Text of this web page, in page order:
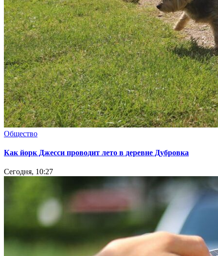
Общество
Как йорк Джесси проводит лето в деревне Дубровка
Сегодня, 10:27